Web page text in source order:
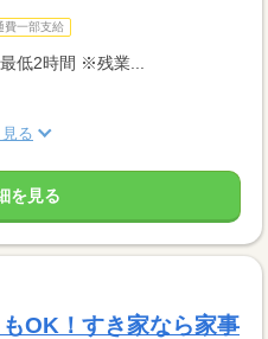
費一部支給
低2時間 ※残業...
る
を見る
OK！すき家なら家事